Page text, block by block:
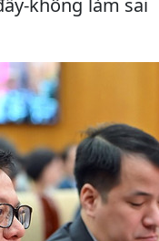
không làm sai